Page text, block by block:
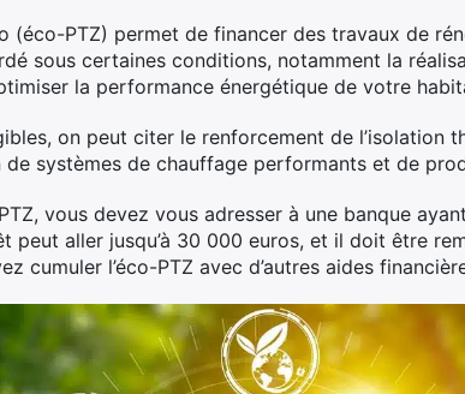
(éco-PTZ) permet de financer des travaux de
sous certaines conditions, notamment la
la performance énergétique de votre
on peut citer le renforcement de l’isolation
de systèmes de chauffage performants et de
vous devez vous adresser à une banque
peut aller jusqu’à 30 000 euros, et il doit être
cumuler l’éco-PTZ avec d’autres aides